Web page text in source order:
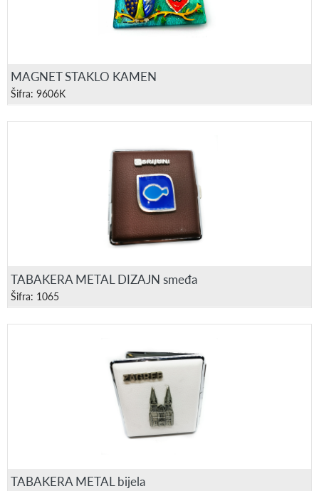
MAGNET STAKLO KAMEN
Šifra: 9606K
TABAKERA METAL DIZAJN smeđa
Šifra: 1065
TABAKERA METAL bijela